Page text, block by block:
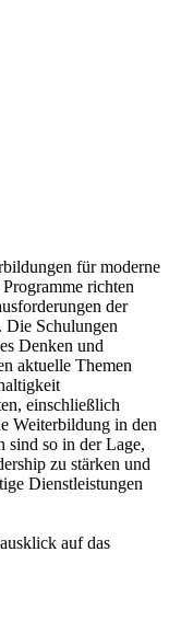
für moderne
richten
der
Die Schulungen
Denken und
aktuelle Themen
einschließlich
Weiterbildung in den
sind so in der Lage,
zu stärken und
Dienstleistungen
auf das